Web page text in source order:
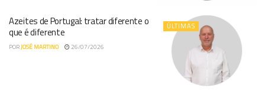
ÚLTIMAS
Azeites de Portugal: tratar diferente o
que é diferente
PORJOSÉ MARTINO 26/07/2026